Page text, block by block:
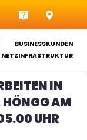
BUSINESSKUNDEN
NETZINFRASTRUKTUR
IN
AM
UHR